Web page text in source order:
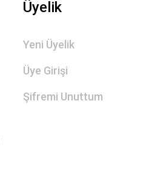
Üyelik
Yeni Üyelik
Üye Girişi
Şifremi Unuttum